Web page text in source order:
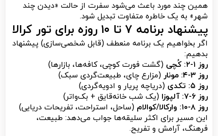
همین چند مورد باعث می‌شود سفرت از حالت «دیدن چند
شهر» به یک خاطره متفاوت تبدیل شود.
پیشنهاد برنامه ۷ تا ۱۰ روزه برای تور کرالا
اگر بخواهیم یک برنامه منعطف (قابل شخصی‌سازی) پیشنهاد
بدهیم:
روز ۱-۲: کُچی
(گشت فورت کوچی، کافه‌ها، بازارها)
روز ۳-۴: مونار
(مزارع چای، طبیعت‌گردی سبک)
روز ۵: تکدی
(دریاچه پریار و ادویه‌گردی)
روز ۶-۷: آلپوزا
(یک شب خانه‌قایق + بک‌واتر)
روز ۸-۱۰: وارکالا/کوالام
(ساحل، استراحت، تفریحات دریایی)
این مسیر برای اکثر سلیقه‌ها جواب می‌دهد: طبیعت،
فرهنگ، آرامش و تفریح.